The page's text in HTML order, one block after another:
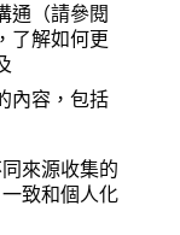
通（請參閱
了解如何更
內容，包括
來源收集的
致和個人化